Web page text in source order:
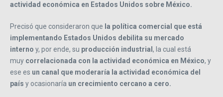
actividad económica en Estados Unidos sobre México.
Precisó que consideraron que la política comercial que está
implementando Estados Unidos debilita su mercado
interno y, por ende, su producción industrial , la cual está
muy correlacionada con la actividad económica en México, y
ese es un canal que moderaría la actividad económica del
país y ocasionaría un crecimiento cercano a cero.